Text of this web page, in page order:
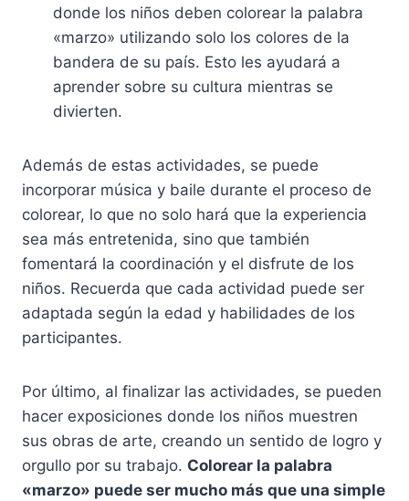
donde los niños deben colorear la palabra
«marzo» utilizando solo los colores de la
bandera de su país. Esto les ayudará a
aprender sobre su cultura mientras se
divierten.
Además de estas actividades, se puede
incorporar música y baile durante el proceso de
colorear, lo que no solo hará que la experiencia
sea más entretenida, sino que también
fomentará la coordinación y el disfrute de los
niños. Recuerda que cada actividad puede ser
adaptada según la edad y habilidades de los
participantes.
Por último, al finalizar las actividades, se pueden
hacer exposiciones donde los niños muestren
sus obras de arte, creando un sentido de logro y
orgullo por su trabajo. Colorear la palabra
«marzo» puede ser mucho más que una simple